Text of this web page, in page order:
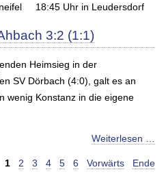
18:45 Uhr in Leudersdorf
3:2 (1:1)
Heimsieg in der
SV Dörbach (4:0), galt es an
wenig Konstanz in die eigene
Weiterlesen …
1 2 3 4 5 6 Vorwärts Ende